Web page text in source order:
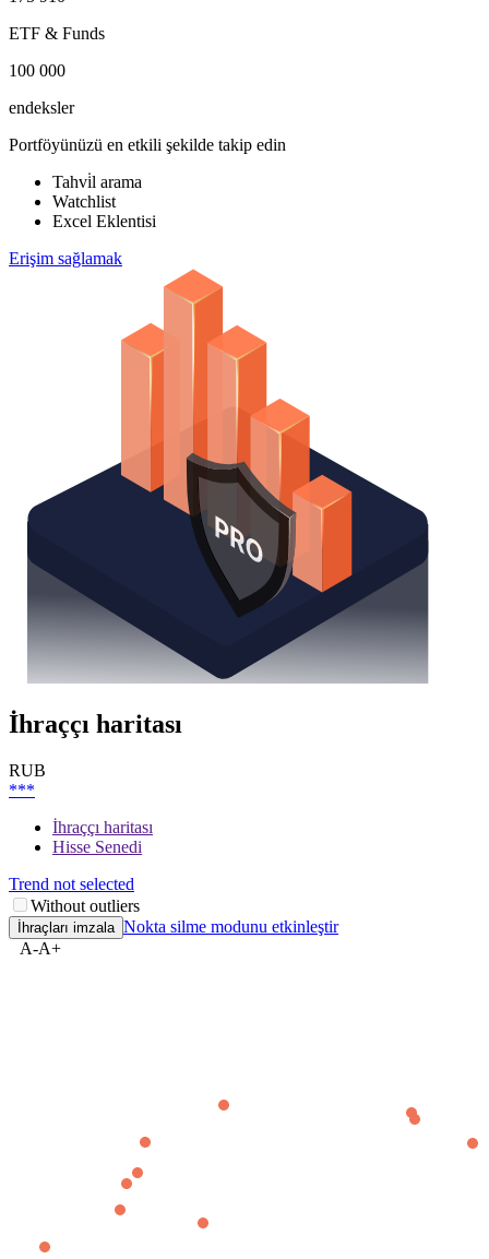
ETF & Funds
100 000
endeksler
Portföyünüzü en etkili şekilde takip edin
Tahvi̇l arama
Watchlist
Excel Eklentisi
Erişim sağlamak
İhraççı haritası
RUB
***
İhraççı haritası
Hisse Senedi
Trend not selected
Without outliers
Nokta silme modunu etkinleştir